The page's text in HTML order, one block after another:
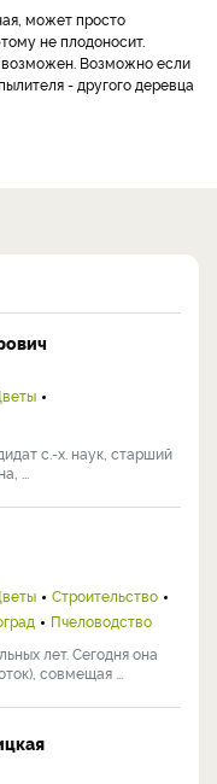
может просто
не плодоносит.
Возможно если
- другого деревца
с.-х. наук, старший
...
Строительство
Пчеловодство
лет. Сегодня она
совмещая ...